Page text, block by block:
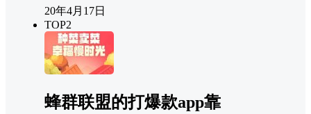
20年4月17日
TOP2
蜂群联盟的打爆款app靠